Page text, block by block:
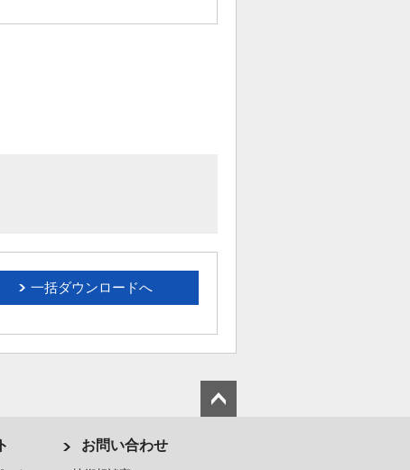
一括ダウンロードへ
お問い合わせ